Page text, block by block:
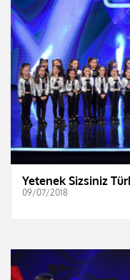
Yetenek Sizsiniz
09/07/2018